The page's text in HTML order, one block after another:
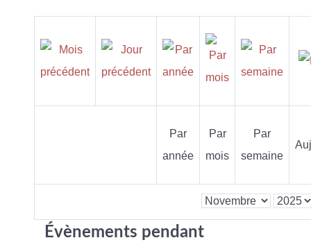
Par
année
Par
mois
Par
semaine
Évènements pendant